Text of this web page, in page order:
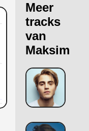
Meer
tracks
van
Maksim